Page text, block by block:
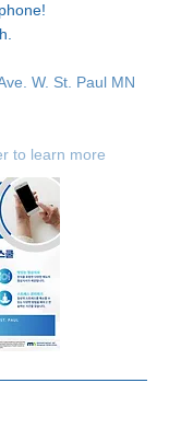
W. St. Paul MN
to learn more